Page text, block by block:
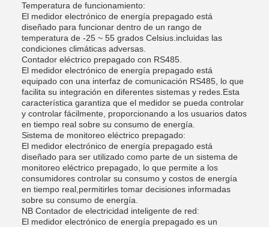
Temperatura de funcionamiento:
El medidor electrónico de energía prepagado está
diseñado para funcionar dentro de un rango de
temperatura de -25 ~ 55 grados Celsius.incluidas las
condiciones climáticas adversas.
Contador eléctrico prepagado con RS485.
El medidor electrónico de energía prepagado está
equipado con una interfaz de comunicación RS485, lo que
facilita su integración en diferentes sistemas y redes.Esta
característica garantiza que el medidor se pueda controlar
y controlar fácilmente, proporcionando a los usuarios datos
en tiempo real sobre su consumo de energía.
Sistema de monitoreo eléctrico prepagado:
El medidor electrónico de energía prepagado está
diseñado para ser utilizado como parte de un sistema de
monitoreo eléctrico prepagado, lo que permite a los
consumidores controlar su consumo y costos de energía
en tiempo real,permitirles tomar decisiones informadas
sobre su consumo de energía.
NB Contador de electricidad inteligente de red:
El medidor electrónico de energía prepagado es un